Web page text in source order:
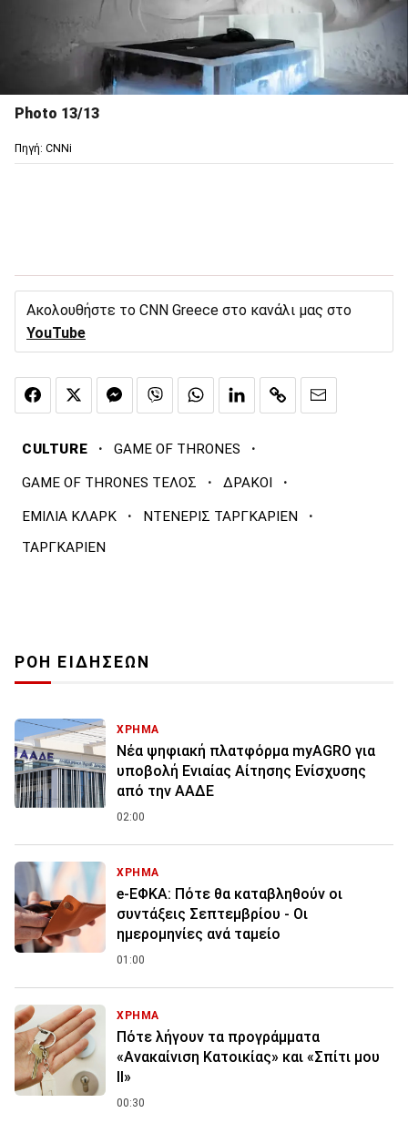
Photo 13/13
Πηγή: CNNi
Ακολουθήστε το CNN Greece στο κανάλι μας στο
YouTube
CULTURE · GAME OF THRONES ·
GAME OF THRONES ΤΕΛΟΣ · ΔΡΑΚΟΙ ·
ΕΜΙΛΙΑ ΚΛΑΡΚ · ΝΤΕΝΕΡΙΣ ΤΑΡΓΚΑΡΙΕΝ ·
ΤΑΡΓΚΑΡΙΕΝ
ΡΟΗ ΕΙΔΗΣΕΩΝ
ΧΡΗΜΑ
Νέα ψηφιακή πλατφόρμα myAGRO για
υποβολή Ενιαίας Αίτησης Ενίσχυσης
από την ΑΑΔΕ
02:00
ΧΡΗΜΑ
e-ΕΦΚΑ: Πότε θα καταβληθούν οι
συντάξεις Σεπτεμβρίου - Οι
ημερομηνίες ανά ταμείο
01:00
ΧΡΗΜΑ
Πότε λήγουν τα προγράμματα
«Ανακαίνιση Κατοικίας» και «Σπίτι μου
ΙΙ»
00:30